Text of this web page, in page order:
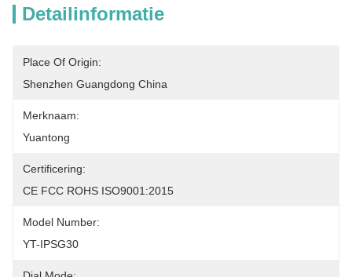
Detailinformatie
Place Of Origin:
Shenzhen Guangdong China
Merknaam:
Yuantong
Certificering:
CE FCC ROHS ISO9001:2015
Model Number:
YT-IPSG30